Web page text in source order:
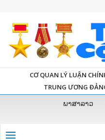
CƠ QUAN LÝ LUẬN
TRUNG ƯƠNG
ພາສາລາວ